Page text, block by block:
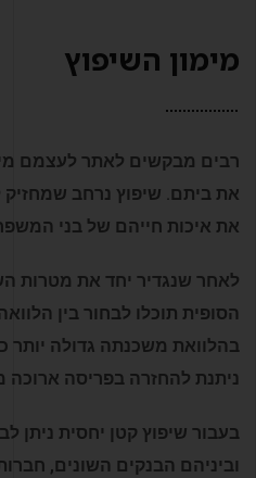
מימון השיפוץ
רבים מבקשים לאתר לעצמם
את ביתם. שיפוץ נרחב
את איכות חייהם של בני
לאחר שנגדיר יחד את מטרות
הסופית תוכלו לבחור בין
בהלוואת משכנתה גדולה יותר
ניתנת להחזרה בפריסה ארוכה
בעבור שיפוץ קטן יחסית ניתן
וביניהם הבנקים השונים,